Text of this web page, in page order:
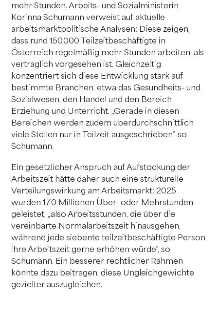
mehr Stunden. Arbeits- und Sozialministerin
Korinna Schumann verweist auf aktuelle
arbeitsmarktpolitische Analysen: Diese zeigen,
dass rund 150.000 Teilzeitbeschäftigte in
Österreich regelmäßig mehr Stunden arbeiten, als
vertraglich vorgesehen ist. Gleichzeitig
konzentriert sich diese Entwicklung stark auf
bestimmte Branchen, etwa das Gesundheits- und
Sozialwesen, den Handel und den Bereich
Erziehung und Unterricht. „Gerade in diesen
Bereichen werden zudem überdurchschnittlich
viele Stellen nur in Teilzeit ausgeschrieben“, so
Schumann.
Ein gesetzlicher Anspruch auf Aufstockung der
Arbeitszeit hätte daher auch eine strukturelle
Verteilungswirkung am Arbeitsmarkt: 2025
wurden 170 Millionen Über- oder Mehrstunden
geleistet, „also Arbeitsstunden, die über die
vereinbarte Normalarbeitszeit hinausgehen,
während jede siebente teilzeitbeschäftigte Person
ihre Arbeitszeit gerne erhöhen würde“, so
Schumann. Ein besserer rechtlicher Rahmen
könnte dazu beitragen, diese Ungleichgewichte
gezielter auszugleichen.